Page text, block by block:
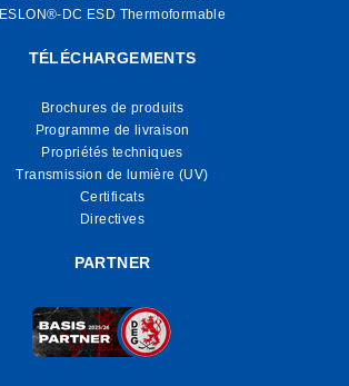
ESLON®-DC ESD Thermoformable
TÉLÉCHARGEMENTS
Brochures de produits
Programme de livraison
Propriétés techniques
Transmission de lumière (UV)
Certificats
Directives
PARTNER